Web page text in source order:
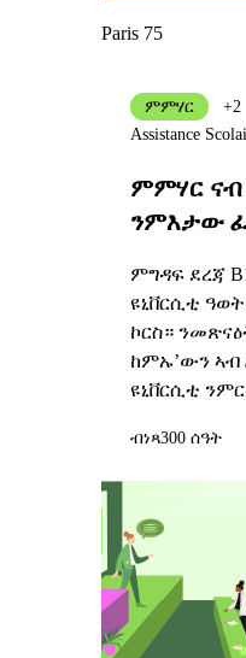
Paris 75
ምምሃር ናብ
ንምእታው
ምግዳፍ ደረጃ
ዩኒቨርሲቲ
ኮርስ።
ከምኡ’ውን ኣብ
ዩኒቨርሲቲ
ምምሃር
+2
ብነጻ300 ሰዓት